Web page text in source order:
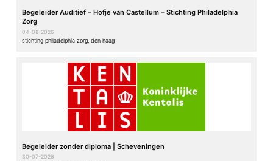
Begeleider Auditief – Hofje van Castellum – Stichting Philadelphia
Zorg
04-08-2026
stichting philadelphia zorg, den haag
Begeleider zonder diploma | Scheveningen
30-07-2026